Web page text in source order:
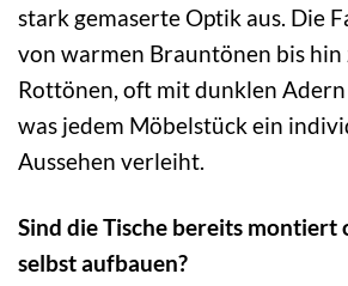
stark gemaserte Optik aus. Die
von warmen Brauntönen bis hin
Rottönen, oft mit dunklen
was jedem Möbelstück ein
Aussehen verleiht.
Sind die Tische bereits montiert
selbst aufbauen?